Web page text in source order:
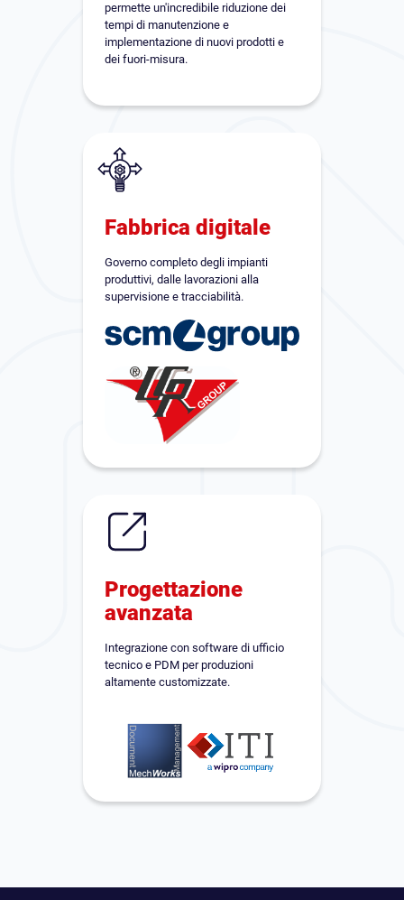
permette un'incredibile riduzione dei
tempi di manutenzione e
implementazione di nuovi prodotti e
dei fuori-misura.
Fabbrica digitale
Governo completo degli impianti
produttivi, dalle lavorazioni alla
supervisione e tracciabilità.
Progettazione
avanzata
Integrazione con software di ufficio
tecnico e PDM per produzioni
altamente customizzate.